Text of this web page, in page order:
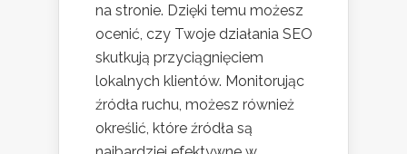
na stronie. Dzięki temu możesz
ocenić, czy Twoje działania SEO
skutkują przyciągnięciem
lokalnych klientów. Monitorując
źródła ruchu, możesz również
określić, które źródła są